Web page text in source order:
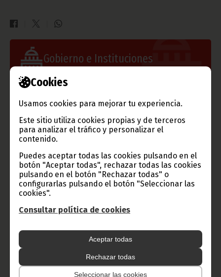
Cookies
Usamos cookies para mejorar tu experiencia.
Este sitio utiliza cookies propias y de terceros
para analizar el tráfico y personalizar el
contenido.
Puedes aceptar todas las cookies pulsando en el
botón "Aceptar todas", rechazar todas las cookies
pulsando en el botón "Rechazar todas" o
configurarlas pulsando el botón "Seleccionar las
cookies".
Consultar política de cookies
Aceptar todas
Rechazar todas
Seleccionar las cookies
Gobierno e Instituciones
Información de Guinea Ecuatorial
TVGE
Radio Nacional de Guinea
Ecuatorial
Haz click aquí para escuchar ahora
CATEGORÍAS